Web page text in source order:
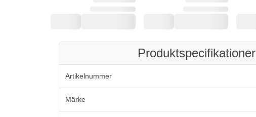
Produktspecifikationer
Artikelnummer
Märke